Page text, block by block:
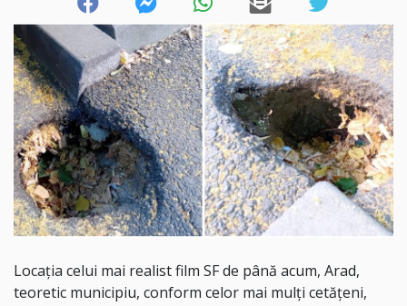
Locația celui mai realist film SF de până acum, Arad,
teoretic municipiu, conform celor mai mulți cetățeni,